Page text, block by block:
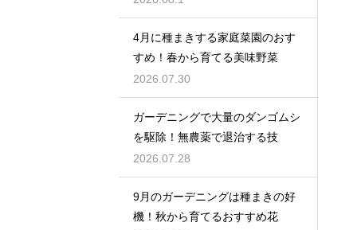
4月に種まきする家庭菜園のおす
すめ！春から育てる美味野菜
2026.07.30
ガーデニングで大量のダンゴムシ
を駆除！無農薬で退治する技
2026.07.28
9月のガーデニングは種まきの好
機！秋から育てるおすすめ花